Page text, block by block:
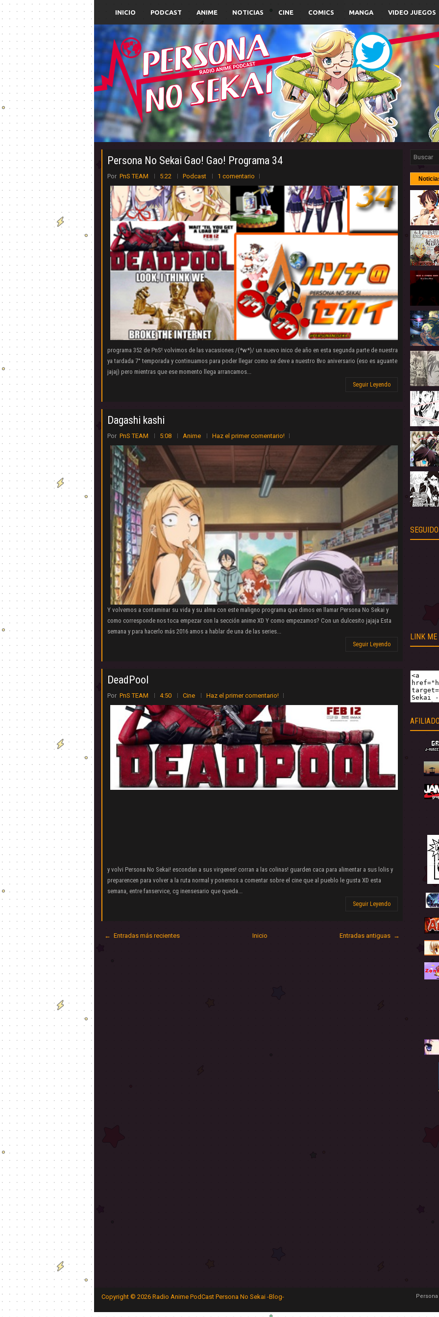
INICIO PODCAST ANIME NOTICIAS CINE COMICS MANGA VIDEO JUEGOS
Persona No Sekai Gao! Gao! Programa 34
Por PnS TEAM 5:22 Podcast 1 comentario
programa 352 de PnS! volvimos de las vacasiones /(*w*)/ un nuevo inico de año en esta segunda parte de nuestra
ya tardada 7° temporada y continuamos para poder llegar como se deve a nuestro 8vo aniversario (eso es aguante
jajaj) pero mientras que ese momento llega arrancamos...
Seguir Leyendo
Dagashi kashi
Por PnS TEAM 5:08 Anime Haz el primer comentario!
Y volvemos a contaminar su vida y su alma con este maligno programa que dimos en llamar Persona No Sekai y
como corresponde nos toca empezar con la sección anime XD Y como empezamos? Con un dulcesito jajaja Esta
semana y para hacerlo más 2016 amos a hablar de una de las series...
Seguir Leyendo
DeadPool
Por PnS TEAM 4:50 Cine Haz el primer comentario!
y volvi Persona No Sekai! escondan a sus virgenes! corran a las colinas! guarden caca para alimentar a sus lolis y
preparencen para volver a la ruta normal y ponernos a comentar sobre el cine que al pueblo le gusta XD esta
semana, entre fanservice, cg inensesario que queda...
Seguir Leyendo
← Entradas más recientes Entradas antiguas →
Inicio
LINK ME
Copyright © 2026 Radio Anime PodCast Persona No Sekai -Blog-